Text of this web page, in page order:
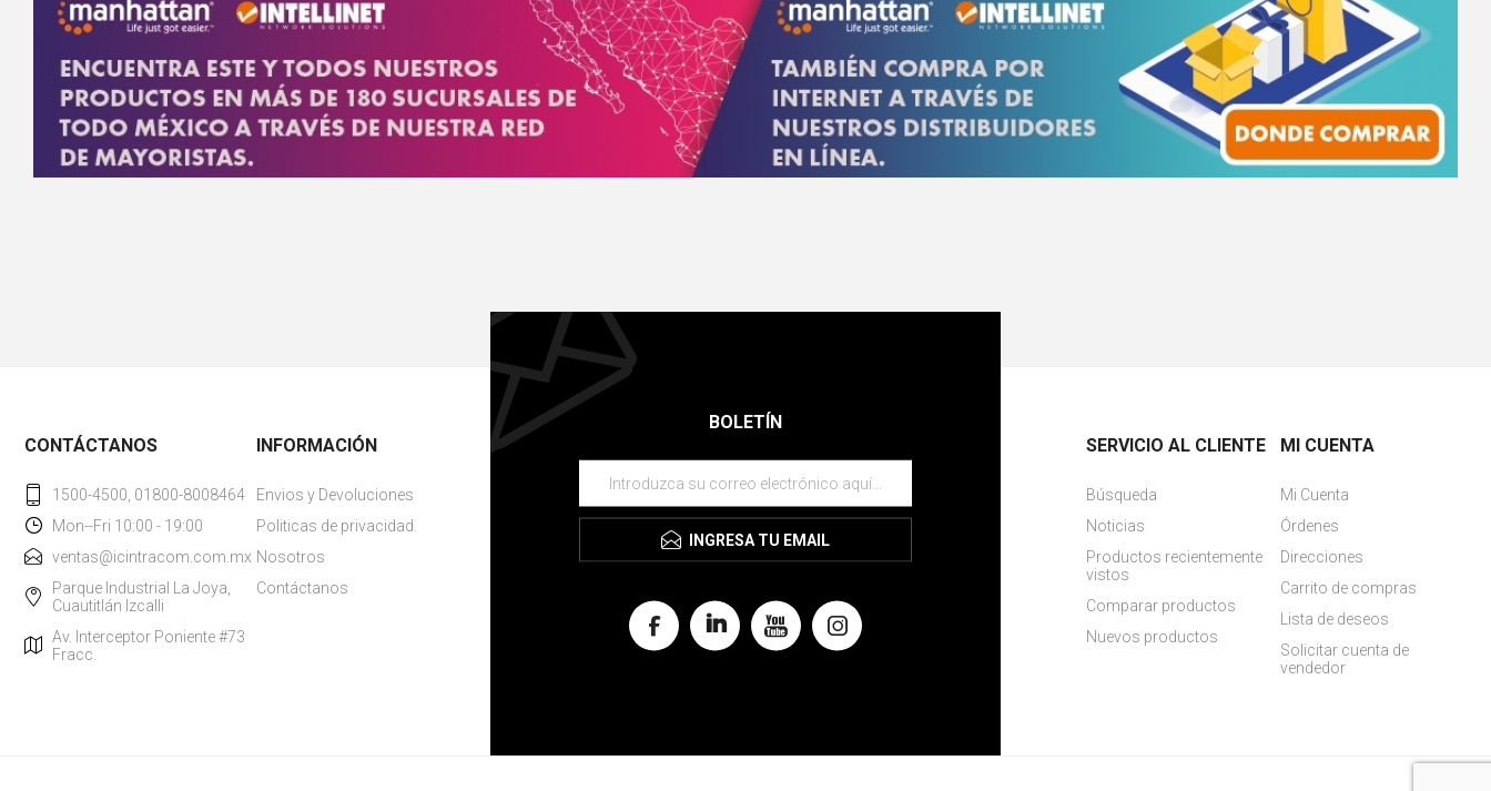
BOLETÍN
INGRESA TU EMAIL
CONTÁCTANOS
1500-4500, 01800-8008464
Mon--Fri 10:00 - 19:00
ventas@icintracom.com.mx
Parque Industrial La Joya,
Cuautitlán Izcalli
Av. Interceptor Poniente #73
Fracc.
INFORMACIÓN
Envios y Devoluciones
Politicas de privacidad.
Nosotros
Contáctanos
SERVICIO AL CLIENTE
Búsqueda
Noticias
Productos recientemente
vistos
Comparar productos
Nuevos productos
MI CUENTA
Mi Cuenta
Órdenes
Direcciones
Carrito de compras
Lista de deseos
Solicitar cuenta de
vendedor